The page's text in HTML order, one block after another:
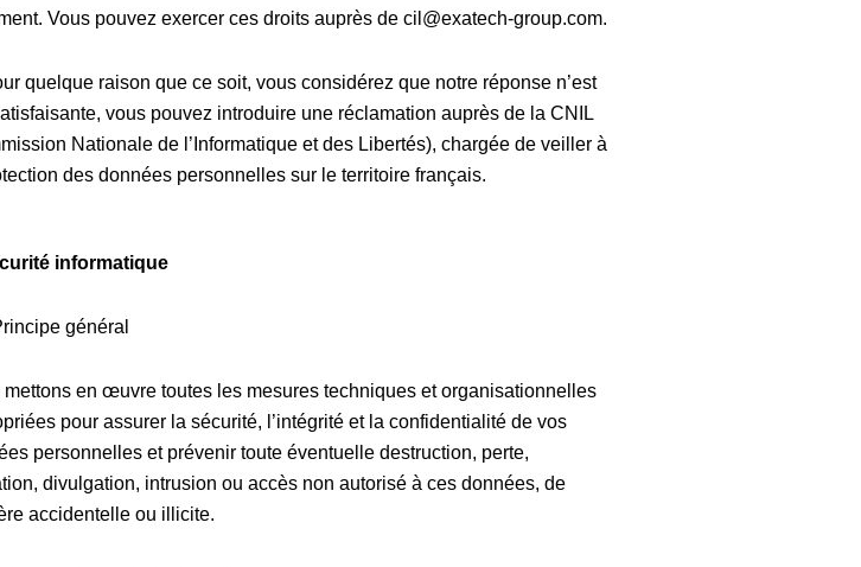
Vous pouvez exercer ces droits auprès de cil@exatech-group.com.
quelque raison que ce soit, vous considérez que notre réponse n’est
vous pouvez introduire une réclamation auprès de la CNIL
Nationale de l’Informatique et des Libertés), chargée de veiller à
des données personnelles sur le territoire français.
informatique
général
mettons en œuvre toutes les mesures techniques et organisationnelles
pour assurer la sécurité, l’intégrité et la confidentialité de vos
personnelles et prévenir toute éventuelle destruction, perte,
divulgation, intrusion ou accès non autorisé à ces données, de
accidentelle ou illicite.